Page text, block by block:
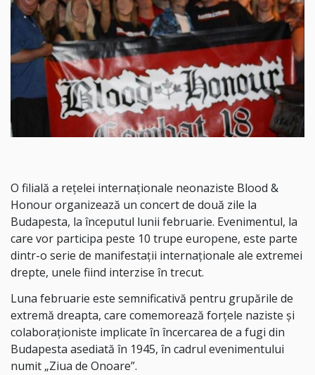
O filială a rețelei internaționale neonaziste Blood &
Honour organizează un concert de două zile la
Budapesta, la începutul lunii februarie. Evenimentul, la
care vor participa peste 10 trupe europene, este parte
dintr-o serie de manifestații internaționale ale extremei
drepte, unele fiind interzise în trecut.
Luna februarie este semnificativă pentru grupările de
extremă dreapta, care comemorează forțele naziste și
colaboraționiste implicate în încercarea de a fugi din
Budapesta asediată în 1945, în cadrul evenimentului
numit „Ziua de Onoare”.